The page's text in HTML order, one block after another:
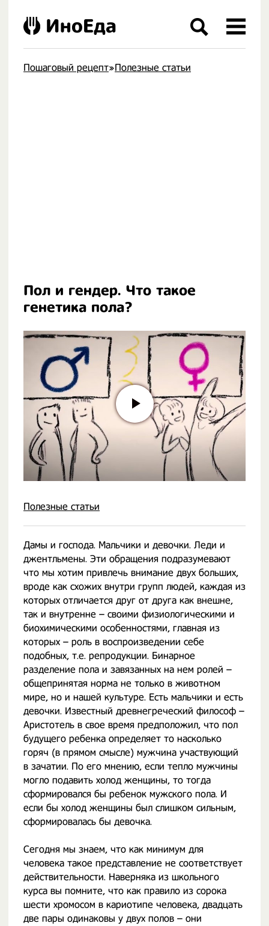
Пошаговый рецепт»Полезные статьи
Пол и гендер. Что такое
генетика пола?
Полезные статьи
Дамы и господа. Мальчики и девочки. Леди и
джентльмены. Эти обращения подразумевают
что мы хотим привлечь внимание двух больших,
вроде как схожих внутри групп людей, каждая из
которых отличается друг от друга как внешне,
так и внутренне – своими физиологическими и
биохимическими особенностями, главная из
которых – роль в воспроизведении себе
подобных, т.е. репродукции. Бинарное
разделение пола и завязанных на нем ролей –
общепринятая норма не только в животном
мире, но и нашей культуре. Есть мальчики и есть
девочки. Известный древнегреческий философ –
Аристотель в свое время предположил, что пол
будущего ребенка определяет то насколько
горяч (в прямом смысле) мужчина участвующий
в зачатии. По его мнению, если тепло мужчины
могло подавить холод женщины, то тогда
сформировался бы ребенок мужского пола. И
если бы холод женщины был слишком сильным,
сформировалась бы девочка.
Сегодня мы знаем, что как минимум для
человека такое представление не соответствует
действительности. Наверняка из школьного
курса вы помните, что как правило из сорока
шести хромосом в кариотипе человека, двадцать
две пары одинаковы у двух полов – они
ИноЕда